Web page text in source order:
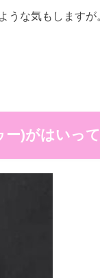
うな気もします
)がはいっ